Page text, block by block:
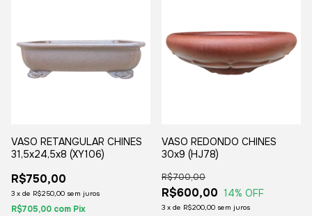
VASO RETANGULAR CHINES
31,5x24,5x8 (XY106)
R$750,00
3 x de R$250,00 sem juros
R$705,00 com Pix
VASO REDONDO CHINES
30x9 (HJ78)
R$600,00
R$700,00
14% OFF
3 x de R$200,00 sem juros